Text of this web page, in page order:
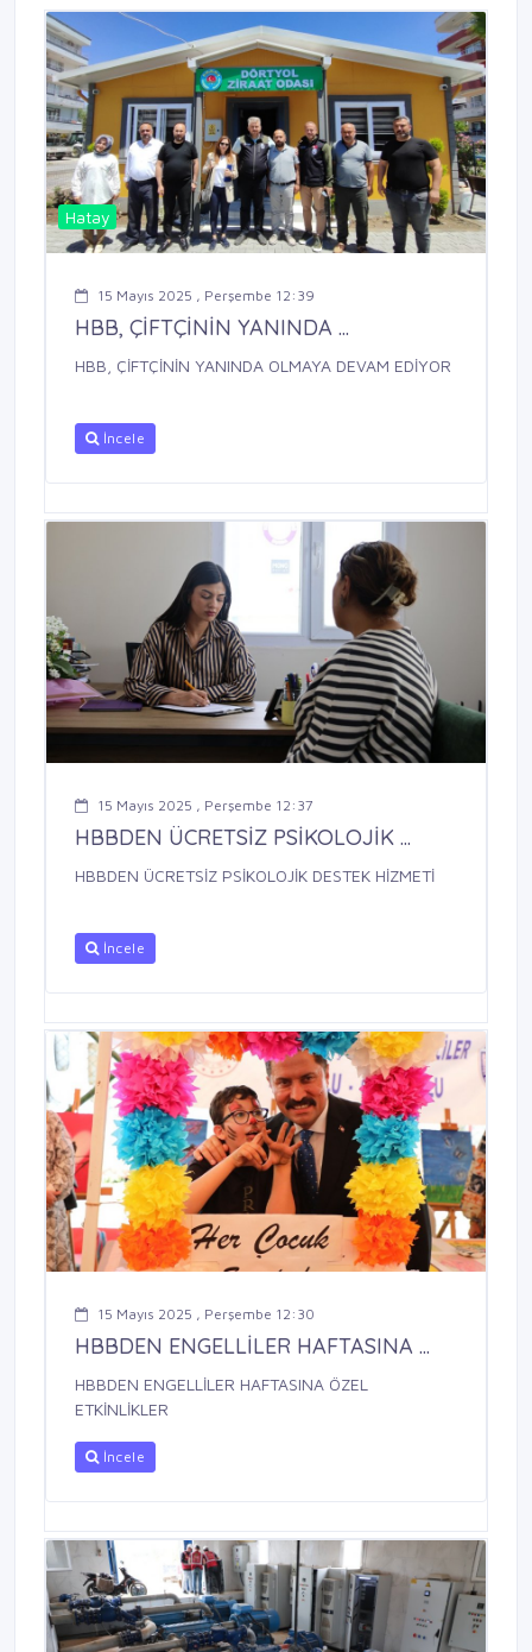
Hatay
15 Mayıs 2025 , Perşembe 12:39
HBB, ÇİFTÇİNİN YANINDA ...
HBB, ÇİFTÇİNİN YANINDA OLMAYA DEVAM EDİYOR
İncele
15 Mayıs 2025 , Perşembe 12:37
HBBDEN ÜCRETSİZ PSİKOLOJİK ...
HBBDEN ÜCRETSİZ PSİKOLOJİK DESTEK HİZMETİ
İncele
15 Mayıs 2025 , Perşembe 12:30
HBBDEN ENGELLİLER HAFTASINA ...
HBBDEN ENGELLİLER HAFTASINA ÖZEL
ETKİNLİKLER
İncele